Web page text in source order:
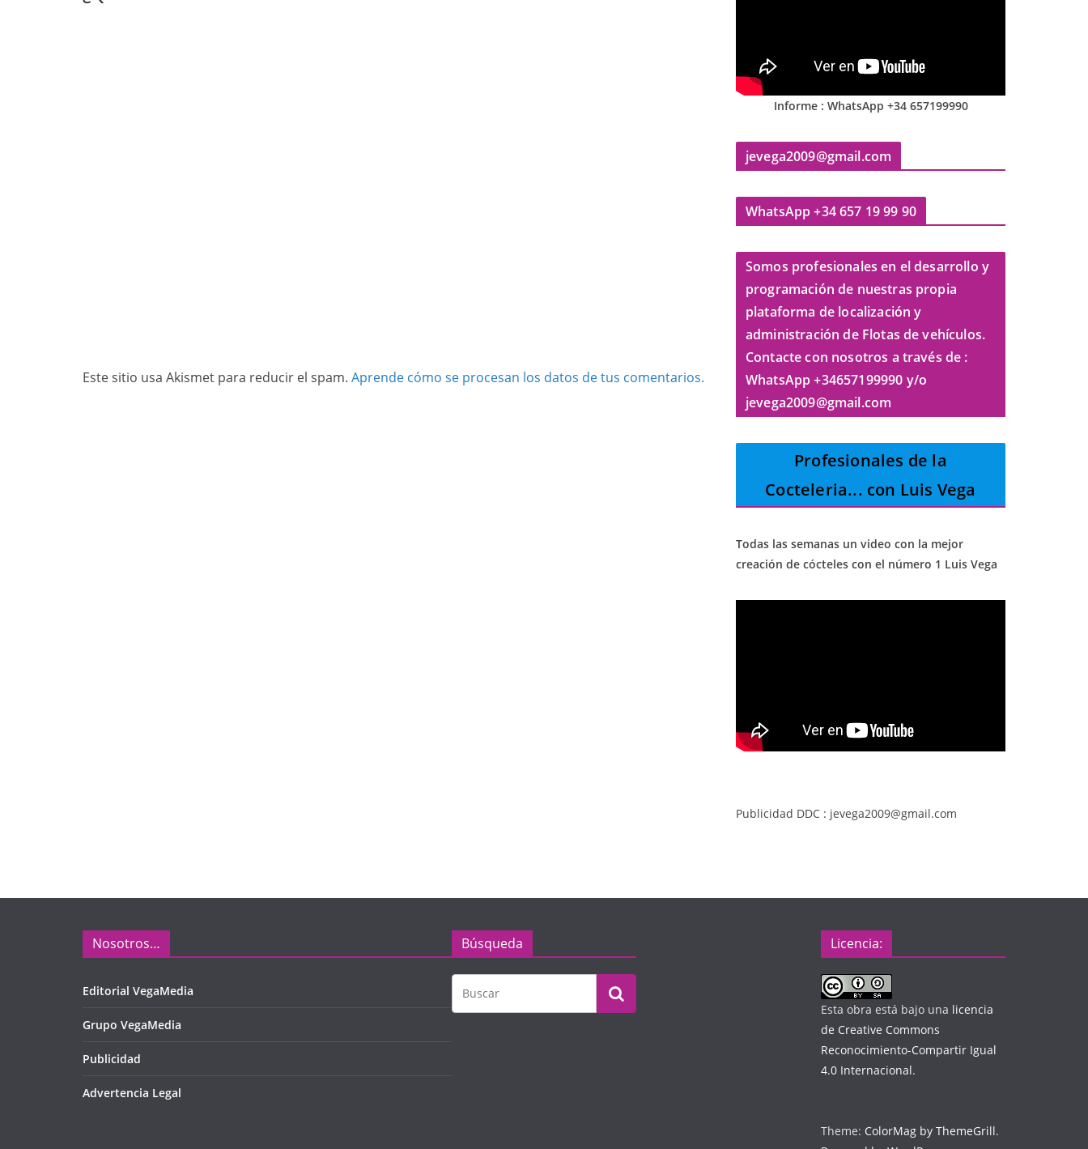
Este sitio usa Akismet para reducir el spam. Aprende cómo se procesan los datos de tus comentarios.
Informe : WhatsApp +34 657199990
jevega2009@gmail.com
WhatsApp +34 657 19 99 90
Somos profesionales en el desarrollo y
programación de nuestras propia
plataforma de localización y
administración de Flotas de vehículos.
Contacte con nosotros a través de :
WhatsApp +34657199990 y/o
jevega2009@gmail.com
Profesionales de la
Cocteleria... con Luis Vega
Todas las semanas un video con la mejor
creación de cócteles con el número 1 Luis Vega
Publicidad DDC : jevega2009@gmail.com
Nosotros…
Editorial VegaMedia
Grupo VegaMedia
Publicidad
Advertencia Legal
Búsqueda Licencia:
Esta obra está bajo una licencia
de Creative Commons
Reconocimiento-Compartir Igual
4.0 Internacional.
Theme: ColorMag by ThemeGrill.